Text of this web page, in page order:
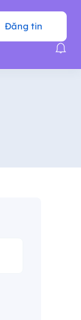
Đăng tin